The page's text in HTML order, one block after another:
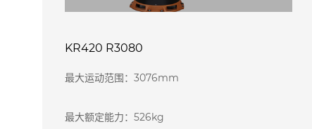
KR420 R3080
最大运动范围：3076mm
最大额定能力：526kg